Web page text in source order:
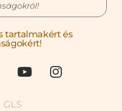
tartalmakért és